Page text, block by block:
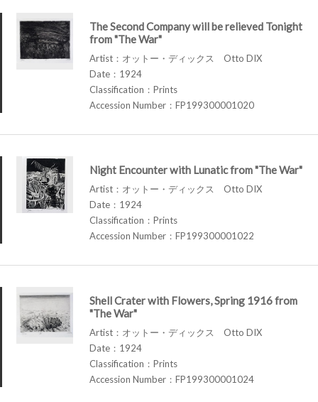
The Second Company will be relieved Tonight
from "The War"
Artist：オットー・ディックス Otto DIX
Date：1924
Classification：Prints
Accession Number：FP199300001020
Night Encounter with Lunatic from "The War"
Artist：オットー・ディックス Otto DIX
Date：1924
Classification：Prints
Accession Number：FP199300001022
Shell Crater with Flowers, Spring 1916 from
"The War"
Artist：オットー・ディックス Otto DIX
Date：1924
Classification：Prints
Accession Number：FP199300001024